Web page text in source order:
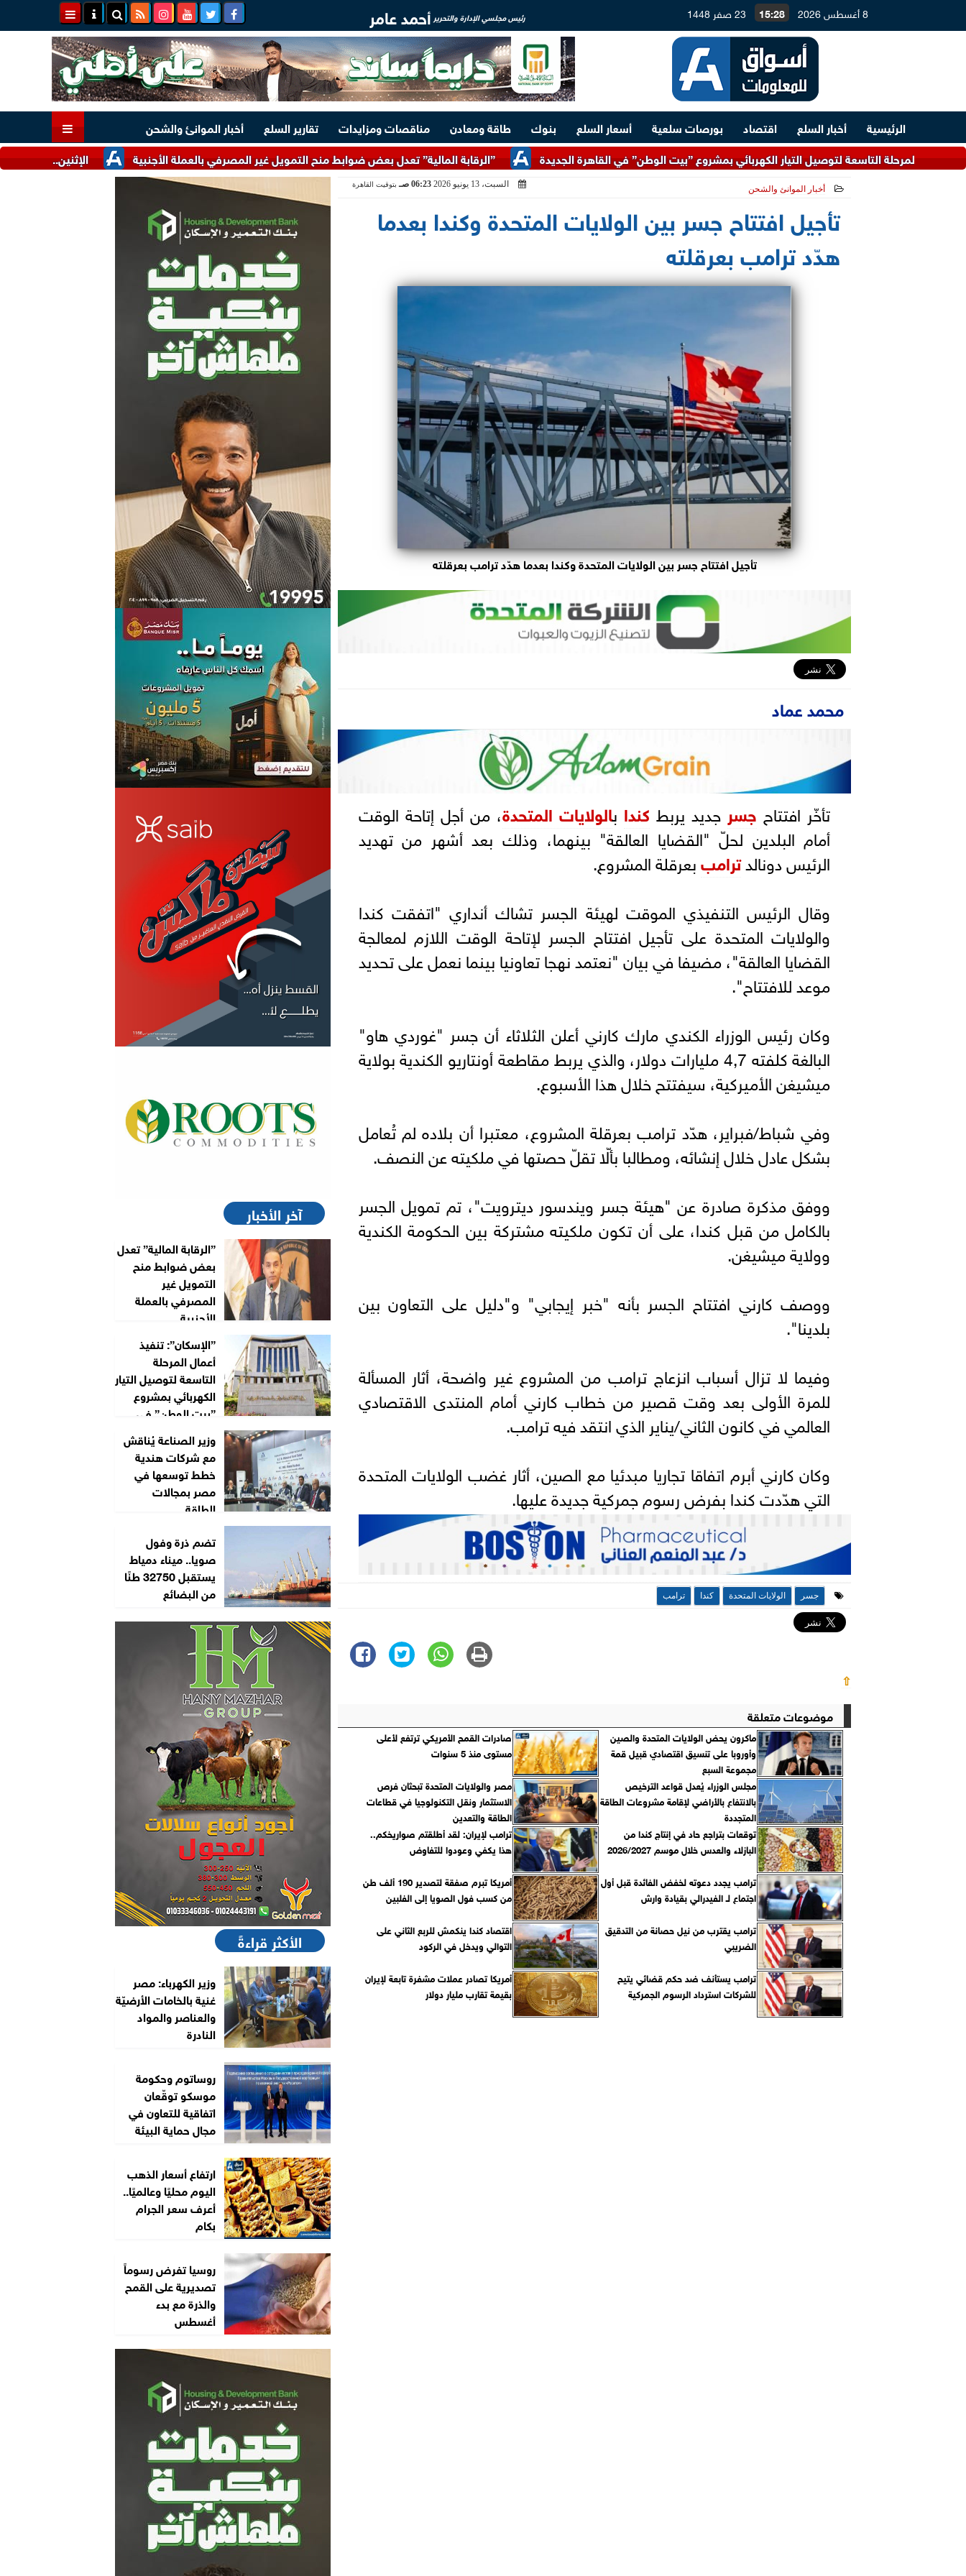
8 أغسطس 2026 15:28 23 صفر 1448 رئيس مجلسي الإدارة والتحرير أحمد عامر
الرئيسية أخبار السلع اقتصاد بورصات سلعية أسعار السلع بنوك طاقة ومعادن مناقصات ومزايدات تقارير السلع
أخبار الموانئ والشحن
الإثنين.. البنك المركزي يطرح سندات
”الرقابة المالية” تعدل بعض ضوابط منح التمويل غير المصرفي بالعملة الأجنبية التاسعة لتوصيل التيار الكهربائي بمشروع ”بيت الوطن” في القاهرة الجديدة
أخبار الموانئ والشحن السبت، 13 يونيو 2026 06:23 صـ بتوقيت القاهرة
تأجيل افتتاح جسر بين الولايات المتحدة وكندا بعدما
هدّد ترامب بعرقلته
تأجيل افتتاح جسر بين الولايات المتحدة وكندا بعدما هدّد ترامب بعرقلته
محمد عماد
تأخّر افتتاح جسر جديد يربط كندا بالولايات المتحدة، من أجل إتاحة الوقت
أمام البلدين لحلّ "القضايا العالقة" بينهما، وذلك بعد أشهر من تهديد
الرئيس دونالدترامببعرقلة المشروع.
وقال الرئيس التنفيذي الموقت لهيئة الجسر تشاك أنداري "اتفقت كندا
والولايات المتحدة على تأجيل افتتاح الجسر لإتاحة الوقت اللازم لمعالجة
القضايا العالقة"، مضيفا في بيان "نعتمد نهجا تعاونيا بينما نعمل على تحديد
موعد للافتتاح".
وكان رئيس الوزراء الكندي مارك كارني أعلن الثلاثاء أن جسر "غوردي هاو"
البالغة كلفته 4,7 مليارات دولار، والذي يربط مقاطعة أونتاريو الكندية بولاية
ميشيغن الأميركية، سيفتتح خلال هذا الأسبوع.
وفي شباط/فبراير، هدّد ترامب بعرقلة المشروع، معتبرا أن بلاده لم تُعامل
بشكل عادل خلال إنشائه، ومطالبا بألّا تقلّ حصتها في ملكيته عن النصف.
ووفق مذكرة صادرة عن "هيئة جسر ويندسور ديترويت"، تم تمويل الجسر
بالكامل من قبل كندا، على أن تكون ملكيته مشتركة بين الحكومة الكندية
وولاية ميشيغن.
ووصف كارني افتتاح الجسر بأنه "خبر إيجابي" و"دليل على التعاون بين
بلدينا".
وفيما لا تزال أسباب انزعاج ترامب من المشروع غير واضحة، أثار المسألة
للمرة الأولى بعد وقت قصير من خطاب كارني أمام المنتدى الاقتصادي
العالمي في كانون الثاني/يناير الذي انتقد فيه ترامب.
وكان كارني أبرم اتفاقا تجاريا مبدئيا مع الصين، أثار غضب الولايات المتحدة
التي هدّدت كندا بفرض رسوم جمركية جديدة عليها.
جسر الولايات المتحدة كندا ترامب
⇧
موضوعات متعلقة
ماكرون يحض الولايات المتحدة والصين
وأوروبا على تنسيق اقتصادي قبيل قمة
مجموعة السبع
صادرات القمح الأمريكي ترتفع لأعلى
مستوى منذ 5 سنوات
مجلس الوزراء يُعدل قواعد الترخيص
بالانتفاع بالأراضي لإقامة مشروعات الطاقة
المتجددة
مصر والولايات المتحدة تبحثان فرص
الاستثمار ونقل التكنولوجيا في قطاعات
الطاقة والتعدين
توقعات بتراجع حاد في إنتاج كندا من
البازلاء والعدس خلال موسم 2026/2027
ترامب لإيران: لقد أطلقتم صواريخكم..
هذا يكفي وعودوا للتفاوض
ترامب يجدد دعوته لخفض الفائدة قبل أول
اجتماع لـ الفيدرالي بقيادة وارش
أمريكا تبرم صفقة لتصدير 190 ألف طن
من كسب فول الصويا إلى الفلبين
ترامب يقترب من نيل حصانة من التدقيق
الضريبي
اقتصاد كندا ينكمش للربع الثاني على
التوالي ويدخل في الركود
ترامب يستأنف ضد حكم قضائي يتيح
للشركات استرداد الرسوم الجمركية
أمريكا تصادر عملات مشفرة تابعة لإيران
بقيمة تقارب مليار دولار
آخر الأخبار
”الرقابة المالية” تعدل
بعض ضوابط منح
التمويل غير
المصرفي بالعملة
الأجنبية
”الإسكان”: تنفيذ
أعمال المرحلة
التاسعة لتوصيل التيار
الكهربائي بمشروع
”بيت الوطن” في...
وزير الصناعة يُناقش
مع شركات هندية
خطط توسعها في
مصر بمجالات
الطاقة...
تضم ذرة وفول
صويا.. ميناء دمياط
يستقبل 32750 طنًا
من البضائع
الأكثر قراءةً
وزير الكهرباء: مصر
غنية بالخامات الأرضيّة
والعناصر والمواد
النادرة
روساتوم وحكومة
موسكو توقّعان
اتفاقية للتعاون في
مجال حماية البيئة
ارتفاع أسعار الذهب
اليوم محليًا وعالميًا..
أعرف سعر الجرام
بكام
روسيا تفرض رسوماً
تصديرية على القمح
والذرة مع بدء
أغسطس